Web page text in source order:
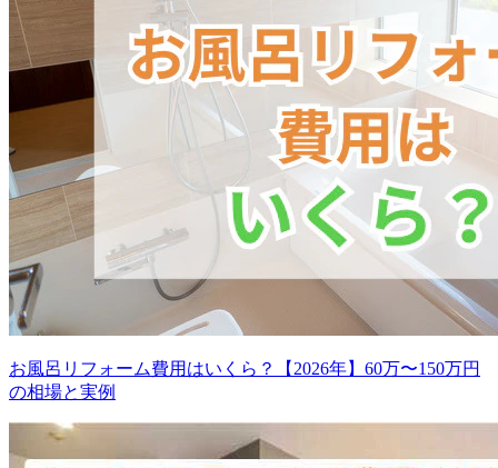
お風呂リフォーム費用はいくら？【2026年】60万〜150万円
の相場と実例